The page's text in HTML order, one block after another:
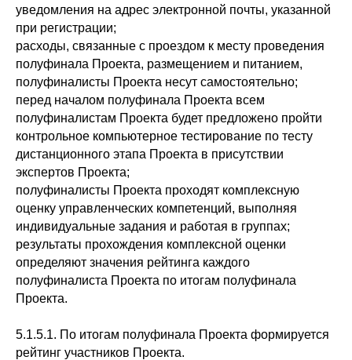
уведомления на адрес электронной почты, указанной
при регистрации;
расходы, связанные с проездом к месту проведения
полуфинала Проекта, размещением и питанием,
полуфиналисты Проекта несут самостоятельно;
перед началом полуфинала Проекта всем
полуфиналистам Проекта будет предложено пройти
контрольное компьютерное тестирование по тесту
дистанционного этапа Проекта в присутствии
экспертов Проекта;
полуфиналисты Проекта проходят комплексную
оценку управленческих компетенций, выполняя
индивидуальные задания и работая в группах;
результаты прохождения комплексной оценки
определяют значения рейтинга каждого
полуфиналиста Проекта по итогам полуфинала
Проекта.
5.1.5.1. По итогам полуфинала Проекта формируется
рейтинг участников Проекта.